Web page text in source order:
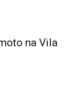
na Vila